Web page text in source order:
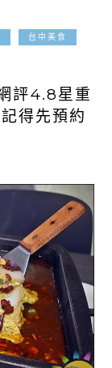
台中美食
評4.8星重
得先預約